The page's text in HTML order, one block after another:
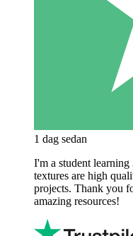
1 dag sedan
I'm a student
textures are high
projects. Thank you
amazing resources!